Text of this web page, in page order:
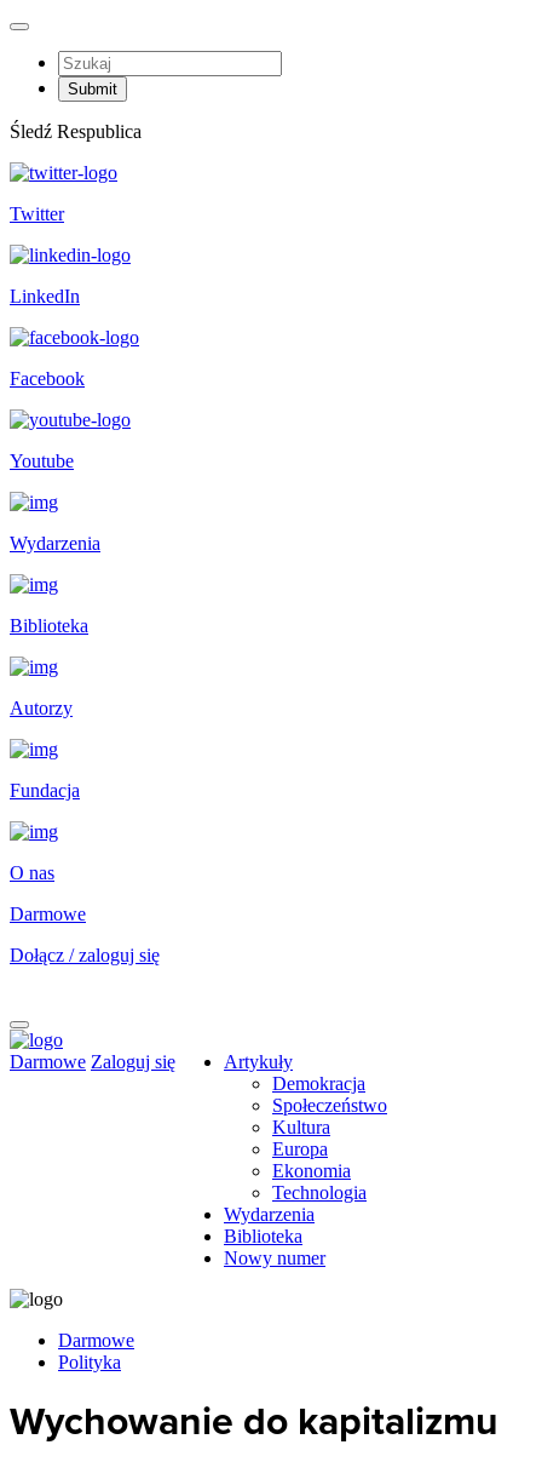
Śledź Respublica
Twitter
LinkedIn
Facebook
Youtube
Wydarzenia
Biblioteka
Autorzy
Fundacja
O nas
Darmowe
Dołącz / zaloguj się
Darmowe Zaloguj się
Artykuły
Demokracja
Społeczeństwo
Kultura
Europa
Ekonomia
Technologia
Wydarzenia
Biblioteka
Nowy numer
Darmowe
Polityka
Wychowanie do kapitalizmu